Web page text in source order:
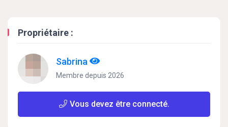
Propriétaire :
Sabrina
Membre depuis 2026
Vous devez être connecté.